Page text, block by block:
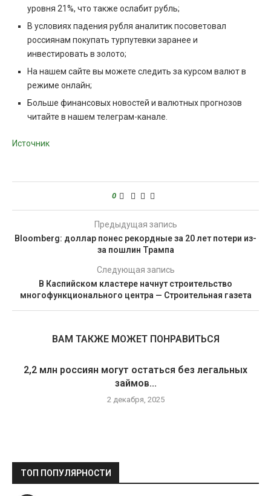
уровня 21%, что также ослабит рубль;
В условиях падения рубля аналитик посоветовал
россиянам покупать турпутевки заранее и
инвестировать в золото;
На нашем сайте вы можете следить за курсом валют в
режиме онлайн;
Больше финансовых новостей и валютных прогнозов
читайте в нашем телеграм-канале.
Источник
0
Предыдущая запись
Bloomberg: доллар понес рекордные за 20 лет потери из-
за пошлин Трампа
Следующая запись
В Каспийском кластере начнут строительство
многофункционального центра — Строительная газета
ВАМ ТАКЖЕ МОЖЕТ ПОНРАВИТЬСЯ
2,2 млн россиян могут остаться без легальных
займов...
2 декабря, 2025
ТОП ПОПУЛЯРНОСТИ